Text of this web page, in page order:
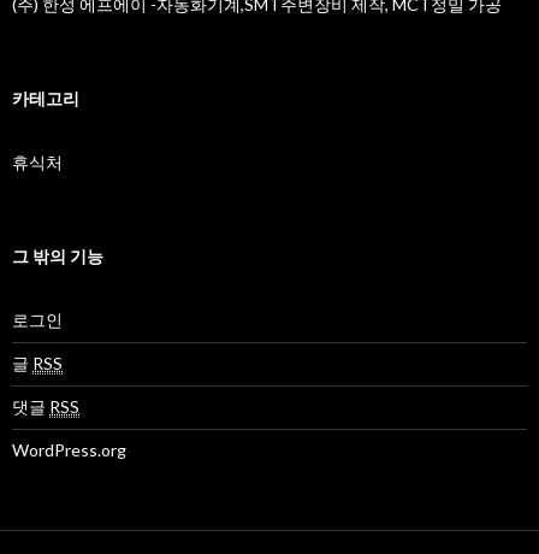
(주) 한성 에프에이 -자동화기계,SMT주변장비 제작, MCT정밀 가공
카테고리
휴식처
그 밖의 기능
로그인
글 RSS
댓글 RSS
WordPress.org